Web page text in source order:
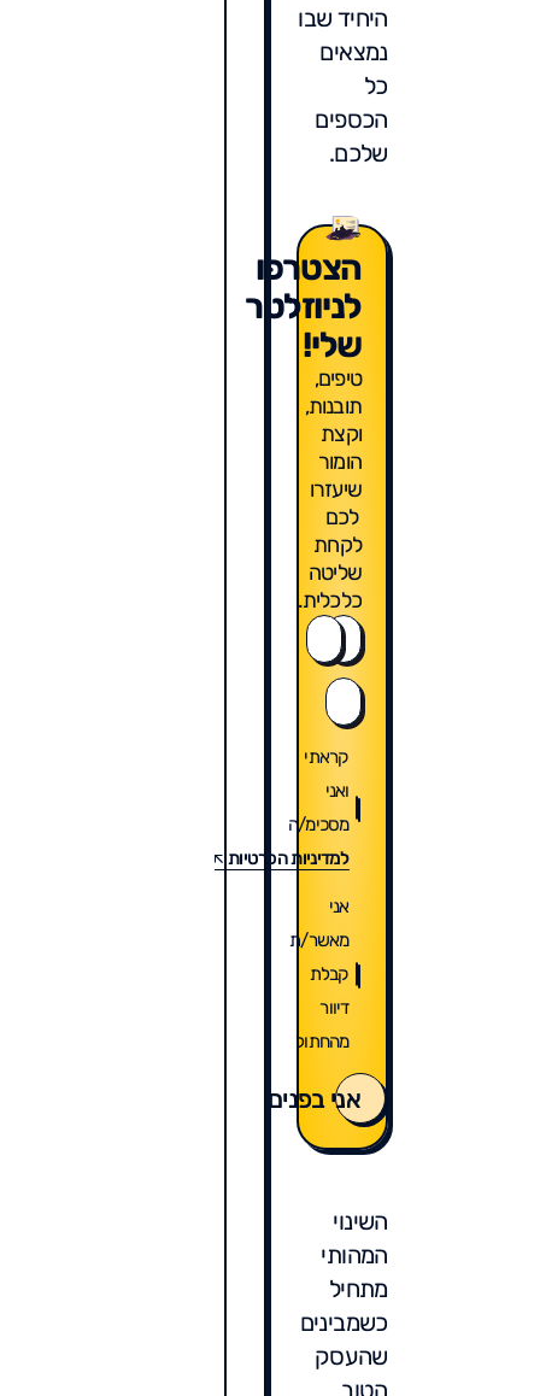
היחיד שבו
נמצאים
כל
הכספים
שלכם.
הצטרפו
לניוזלטר
שלי!
טיפים,
תובנות,
וקצת
הומור
שיעזרו
לכם
לקחת
שליטה
כלכלית.
קראתי
ואני
מסכימ/ה
למדיניות הפרטיות
אני
מאשר/ת
קבלת
דיוור
מהחתול
אני בפנים
השינוי
המהותי
מתחיל
כשמבינים
שהעסק